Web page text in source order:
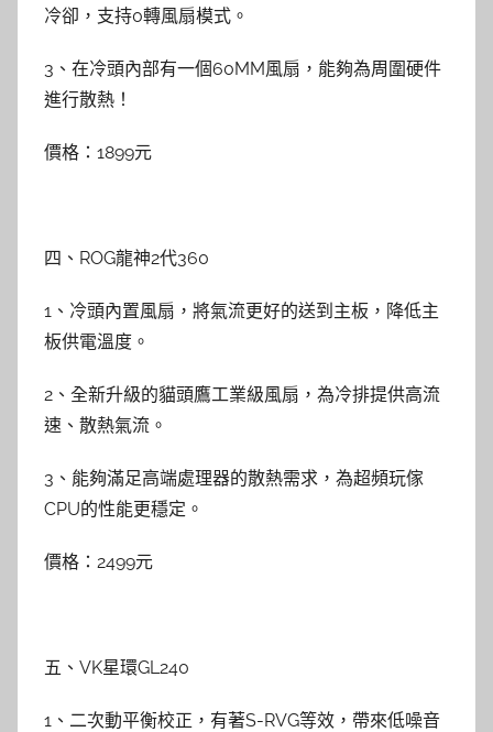
冷卻，支持0轉風扇模式。
3、在冷頭內部有一個60MM風扇，能夠為周圍硬件
進行散熱！
價格：1899元
四、ROG龍神2代360
1、冷頭內置風扇，將氣流更好的送到主板，降低主
板供電溫度。
2、全新升級的貓頭鷹工業級風扇，為冷排提供高流
速、散熱氣流。
3、能夠滿足高端處理器的散熱需求，為超頻玩傢
CPU的性能更穩定。
價格：2499元
五、VK星環GL240
1、二次動平衡校正，有著S-RVG等效，帶來低噪音